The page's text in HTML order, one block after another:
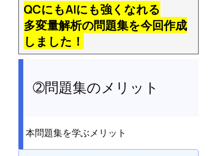
QCにもAIにも強くなれる
多変量解析の問題集を今回作成
しました！
➁問題集のメリット
本問題集を学ぶメリット